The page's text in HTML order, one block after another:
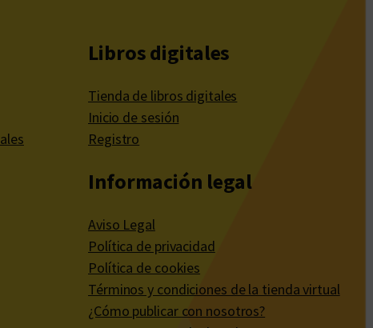
Libros digitales
Tienda de libros digitales
Inicio de sesión
Registro
Información legal
Aviso Legal
Política de privacidad
Política de cookies
Términos y condiciones de la tienda virtual
¿Cómo publicar con nosotros?